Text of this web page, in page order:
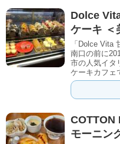
Dolce
ケーキ ＜
「Dolce Vita
南口の前に
市の人気イタ
ケーキカフェ
COTTON
モーニン